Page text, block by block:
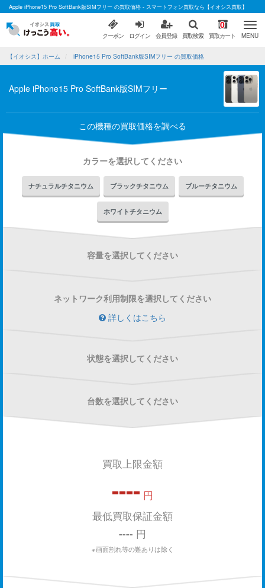
Apple iPhone15 Pro SoftBank版SIMフリー の買取価格 - スマートフォン買取なら【イオシス買取】
クーポン ログイン 会員登録 買取検索
0
買取カート MENU
【イオシス】ホーム iPhone15 Pro SoftBank版SIMフリー の買取価格
Apple iPhone15 Pro SoftBank版SIMフリー
この機種の買取価格を調べる
カラーを選択してください
ナチュラルチタニウム ブラックチタニウム ブルーチタニウム
ホワイトチタニウム
容量を選択してください
ネットワーク利用制限を選択してください
詳しくはこちら
状態を選択してください
台数を選択してください
買取上限金額
---- 円
最低買取保証金額
---- 円
※画面割れ等の難ありは除く